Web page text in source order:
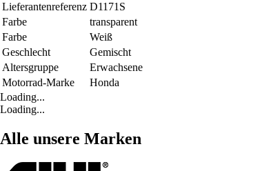
Lieferantenreferenz D1171S
Farbe
transparent
Farbe
Weiß
Geschlecht
Gemischt
Altersgruppe
Erwachsene
Motorrad-Marke
Honda
Loading...
Loading...
Alle unsere Marken